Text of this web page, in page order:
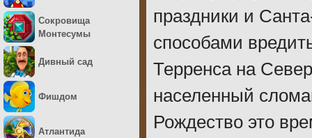
праздники и
способами
Терренса на
населенный
Рождество это
Сокровища
Монтесумы
Дивный сад
Фишдом
Атлантида